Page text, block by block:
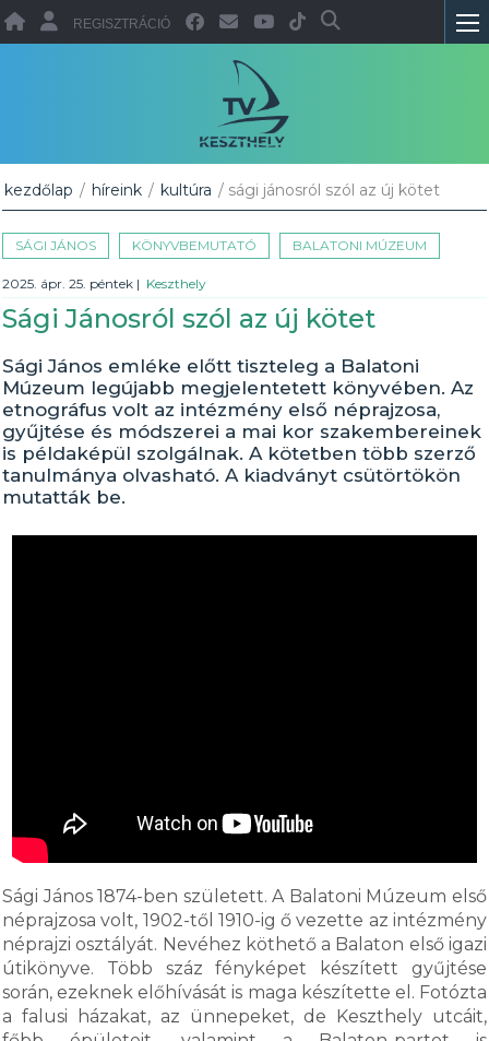
REGISZTRÁCIÓ
kezdőlap / híreink / kultúra / sági jánosról szól az új kötet
SÁGI JÁNOS KÖNYVBEMUTATÓ BALATONI MÚZEUM
2025. ápr. 25. péntek | Keszthely
Sági Jánosról szól az új kötet
Sági János emléke előtt tiszteleg a Balatoni
Múzeum legújabb megjelentetett könyvében. Az
etnográfus volt az intézmény első néprajzosa,
gyűjtése és módszerei a mai kor szakembereinek
is példaképül szolgálnak. A kötetben több szerző
tanulmánya olvasható. A kiadványt csütörtökön
mutatták be.
Sági János 1874-ben született. A Balatoni Múzeum első
néprajzosa volt, 1902-től 1910-ig ő vezette az intézmény
néprajzi osztályát. Nevéhez köthető a Balaton első igazi
útikönyve. Több száz fényképet készített gyűjtése
során, ezeknek előhívását is maga készítette el. Fotózta
a falusi házakat, az ünnepeket, de Keszthely utcáit,